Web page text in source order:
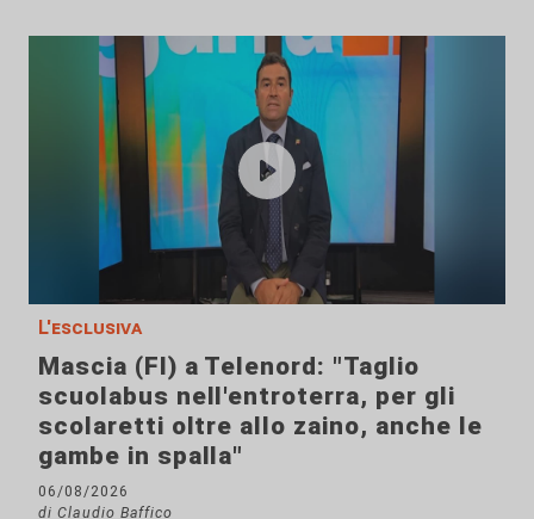
L'esclusiva
Mascia (FI) a Telenord: "Taglio
scuolabus nell'entroterra, per gli
scolaretti oltre allo zaino, anche le
gambe in spalla"
06/08/2026
di Claudio Baffico